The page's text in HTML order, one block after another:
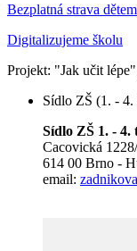
Bezplatná strava dětem
Digitalizujeme školu
Projekt: "Jak učit
Sídlo ZŠ (1. - 4.
Sídlo ZŠ 1. - 4.
Cacovická
614 00 Brno -
email: